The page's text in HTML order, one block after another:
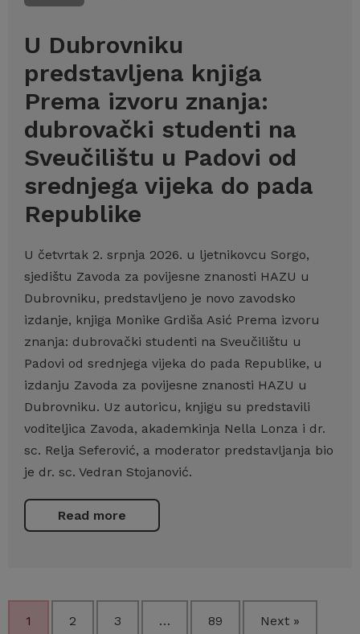
U Dubrovniku
predstavljena knjiga
Prema izvoru znanja:
dubrovački studenti na
Sveučilištu u Padovi od
srednjega vijeka do pada
Republike
U četvrtak 2. srpnja 2026. u ljetnikovcu Sorgo,
sjedištu Zavoda za povijesne znanosti HAZU u
Dubrovniku, predstavljeno je novo zavodsko
izdanje, knjiga Monike Grdiša Asić Prema izvoru
znanja: dubrovački studenti na Sveučilištu u
Padovi od srednjega vijeka do pada Republike, u
izdanju Zavoda za povijesne znanosti HAZU u
Dubrovniku. Uz autoricu, knjigu su predstavili
voditeljica Zavoda, akademkinja Nella Lonza i dr.
sc. Relja Seferović, a moderator predstavljanja bio
je dr. sc. Vedran Stojanović.
Read more
1 2 3 … 89 Next »